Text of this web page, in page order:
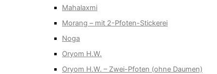
Mahalaxmi
Morang – mit 2-Pfoten-Stickerei
Noga
Oryom H.W.
Oryom H.W. – Zwei-Pfoten (ohne Daumen)